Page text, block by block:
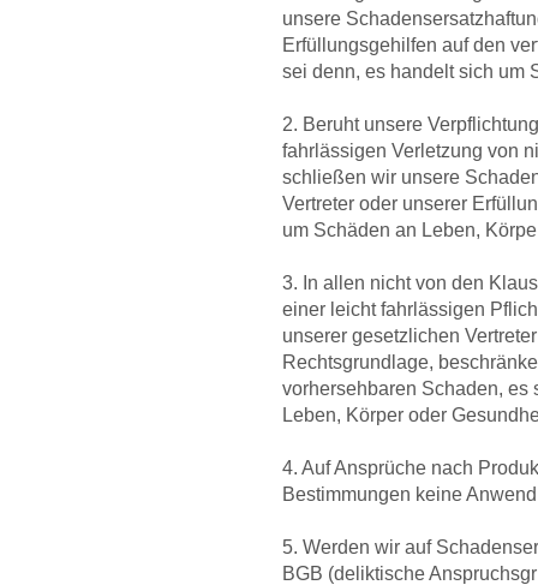
unsere
Erfüllungsgehilfen auf den
sei denn, es handelt sich um
2. Beruht unsere
fahrlässigen Verletzung von
schließen wir unsere
Vertreter oder unserer
um Schäden an Leben,
3. In allen nicht von den
einer leicht fahrlässigen
unserer gesetzlichen
Rechtsgrundlage,
vorhersehbaren Schaden, es
Leben, Körper oder
4. Auf Ansprüche nach
Bestimmungen keine
5. Werden wir auf
BGB (deliktische